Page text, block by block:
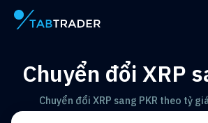
Trang chính
Chuyển đổi XRP
Chuyển đổi XRP sang PKR theo tỷ